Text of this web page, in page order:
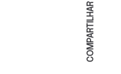
COMPARTILHAR